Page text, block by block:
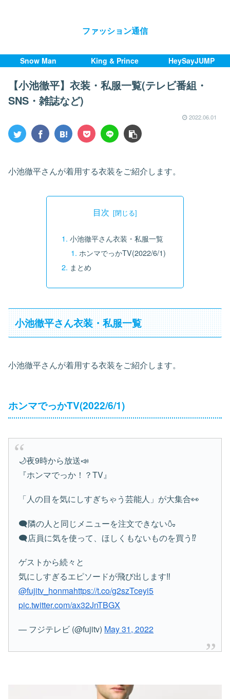
ファッション通信
Snow Man King & Prince HeySayJUMP
【小池徹平】衣装・私服一覧(テレビ番組・
SNS・雑誌など)
2022.06.01
小池徹平さんが着用する衣装をご紹介します。
目次
小池徹平さん衣装・私服一覧
ホンマでっかTV(2022/6/1)
まとめ
小池徹平さん衣装・私服一覧
小池徹平さんが着用する衣装をご紹介します。
ホンマでっかTV(2022/6/1)
🌙夜9時から放送📣
『ホンマでっか！？TV』
「人の目を気にしすぎちゃう芸能人」が大集合👀
🗨️隣の人と同じメニューを注文できない🍶
🗨️店員に気を使って、ほしくもないものを買う⁉️
ゲストから続々と
気にしすぎるエピソードが飛び出します‼️
@fujitv_honmahttps://t.co/g2szTceyi5
pic.twitter.com/ax32JnTBGX
— フジテレビ (@fujitv) May 31, 2022